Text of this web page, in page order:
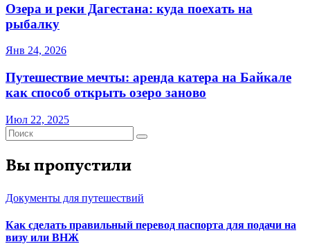
Озера и реки Дагестана: куда поехать на
рыбалку
Янв 24, 2026
Путешествие мечты: аренда катера на Байкале
как способ открыть озеро заново
Июл 22, 2025
Вы пропустили
Документы для путешествий
Как сделать правильный перевод паспорта для подачи на
визу или ВНЖ